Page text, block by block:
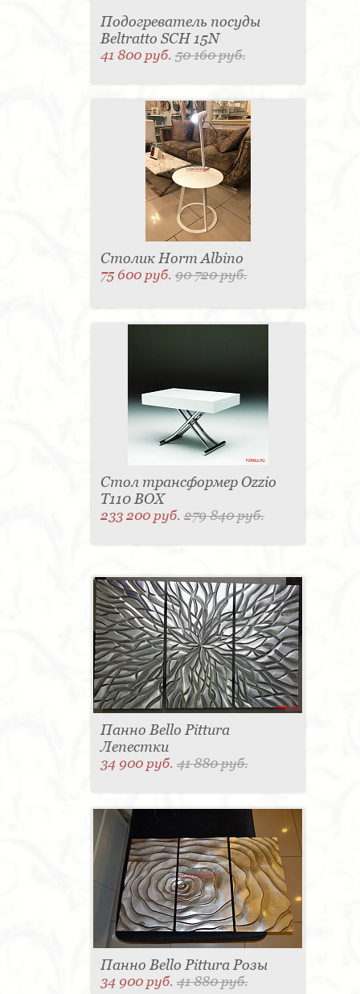
Подогреватель посуды
Beltratto SCH 15N
41 800 руб.50 160 руб.
Столик Horm Albino
75 600 руб.90 720 руб.
Стол трансформер Ozzio
T110 BOX
233 200 руб.279 840 руб.
Панно Bello Pittura
Лепестки
34 900 руб.41 880 руб.
Панно Bello Pittura Розы
34 900 руб.41 880 руб.